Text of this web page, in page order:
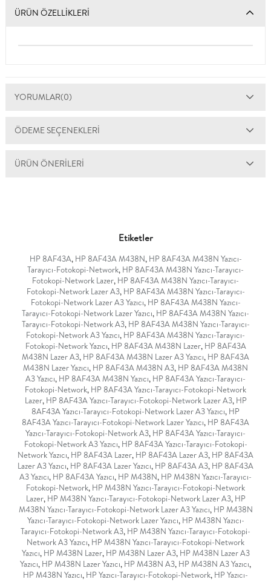
ÜRÜN ÖZELLIKLERI
YORUMLAR(0)
ÖDEME SEÇENEKLERI
ÜRÜN ÖNERILERI
Etiketler
HP 8AF43A, HP 8AF43A M438N, HP 8AF43A M438N Yazıcı-
Tarayıcı-Fotokopi-Network, HP 8AF43A M438N Yazıcı-Tarayıcı-
Fotokopi-Network Lazer, HP 8AF43A M438N Yazıcı-Tarayıcı-
Fotokopi-Network Lazer A3, HP 8AF43A M438N Yazıcı-Tarayıcı-
Fotokopi-Network Lazer A3 Yazıcı, HP 8AF43A M438N Yazıcı-
Tarayıcı-Fotokopi-Network Lazer Yazıcı, HP 8AF43A M438N Yazıcı-
Tarayıcı-Fotokopi-Network A3, HP 8AF43A M438N Yazıcı-Tarayıcı-
Fotokopi-Network A3 Yazıcı, HP 8AF43A M438N Yazıcı-Tarayıcı-
Fotokopi-Network Yazıcı, HP 8AF43A M438N Lazer, HP 8AF43A
M438N Lazer A3, HP 8AF43A M438N Lazer A3 Yazıcı, HP 8AF43A
M438N Lazer Yazıcı, HP 8AF43A M438N A3, HP 8AF43A M438N
A3 Yazıcı, HP 8AF43A M438N Yazıcı, HP 8AF43A Yazıcı-Tarayıcı-
Fotokopi-Network, HP 8AF43A Yazıcı-Tarayıcı-Fotokopi-Network
Lazer, HP 8AF43A Yazıcı-Tarayıcı-Fotokopi-Network Lazer A3, HP
8AF43A Yazıcı-Tarayıcı-Fotokopi-Network Lazer A3 Yazıcı, HP
8AF43A Yazıcı-Tarayıcı-Fotokopi-Network Lazer Yazıcı, HP 8AF43A
Yazıcı-Tarayıcı-Fotokopi-Network A3, HP 8AF43A Yazıcı-Tarayıcı-
Fotokopi-Network A3 Yazıcı, HP 8AF43A Yazıcı-Tarayıcı-Fotokopi-
Network Yazıcı, HP 8AF43A Lazer, HP 8AF43A Lazer A3, HP 8AF43A
Lazer A3 Yazıcı, HP 8AF43A Lazer Yazıcı, HP 8AF43A A3, HP 8AF43A
A3 Yazıcı, HP 8AF43A Yazıcı, HP M438N, HP M438N Yazıcı-Tarayıcı-
Fotokopi-Network, HP M438N Yazıcı-Tarayıcı-Fotokopi-Network
Lazer, HP M438N Yazıcı-Tarayıcı-Fotokopi-Network Lazer A3, HP
M438N Yazıcı-Tarayıcı-Fotokopi-Network Lazer A3 Yazıcı, HP M438N
Yazıcı-Tarayıcı-Fotokopi-Network Lazer Yazıcı, HP M438N Yazıcı-
Tarayıcı-Fotokopi-Network A3, HP M438N Yazıcı-Tarayıcı-Fotokopi-
Network A3 Yazıcı, HP M438N Yazıcı-Tarayıcı-Fotokopi-Network
Yazıcı, HP M438N Lazer, HP M438N Lazer A3, HP M438N Lazer A3
Yazıcı, HP M438N Lazer Yazıcı, HP M438N A3, HP M438N A3 Yazıcı,
HP M438N Yazıcı, HP Yazıcı-Tarayıcı-Fotokopi-Network, HP Yazıcı-